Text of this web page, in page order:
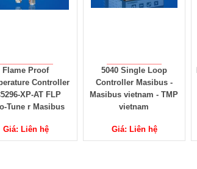
Flame Proof
Controller
XP-AT FLP
Tune r Masibus
Giá: Liên hệ
5040 Single Loop
Controller Masibus -
Masibus vietnam - TMP
vietnam
Giá: Liên hệ